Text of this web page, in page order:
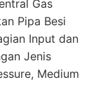
Gas
Pipa Besi
Input dan
Jenis
Medium